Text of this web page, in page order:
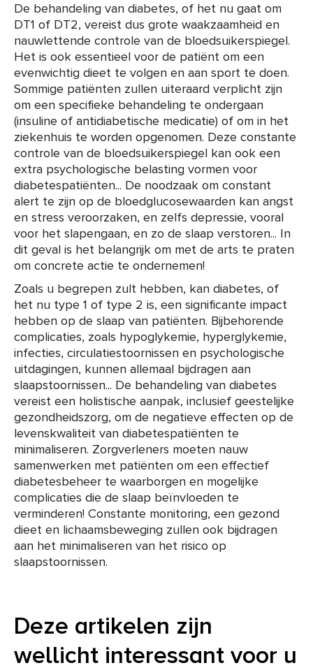
De behandeling van diabetes, of het nu gaat om
DT1 of DT2, vereist dus grote waakzaamheid en
nauwlettende controle van de bloedsuikerspiegel.
Het is ook essentieel voor de patiënt om een
evenwichtig dieet te volgen en aan sport te doen.
Sommige patiënten zullen uiteraard verplicht zijn
om een specifieke behandeling te ondergaan
(insuline of antidiabetische medicatie) of om in het
ziekenhuis te worden opgenomen. Deze constante
controle van de bloedsuikerspiegel kan ook een
extra psychologische belasting vormen voor
diabetespatiënten... De noodzaak om constant
alert te zijn op de bloedglucosewaarden kan angst
en stress veroorzaken, en zelfs depressie, vooral
voor het slapengaan, en zo de slaap verstoren... In
dit geval is het belangrijk om met de arts te praten
om concrete actie te ondernemen!
Zoals u begrepen zult hebben, kan diabetes, of
het nu type 1 of type 2 is, een significante impact
hebben op de slaap van patiënten. Bijbehorende
complicaties, zoals hypoglykemie, hyperglykemie,
infecties, circulatiestoornissen en psychologische
uitdagingen, kunnen allemaal bijdragen aan
slaapstoornissen... De behandeling van diabetes
vereist een holistische aanpak, inclusief geestelijke
gezondheidszorg, om de negatieve effecten op de
levenskwaliteit van diabetespatiënten te
minimaliseren. Zorgverleners moeten nauw
samenwerken met patiënten om een effectief
diabetesbeheer te waarborgen en mogelijke
complicaties die de slaap beïnvloeden te
verminderen! Constante monitoring, een gezond
dieet en lichaamsbeweging zullen ook bijdragen
aan het minimaliseren van het risico op
slaapstoornissen.
Deze artikelen zijn
wellicht interessant voor u